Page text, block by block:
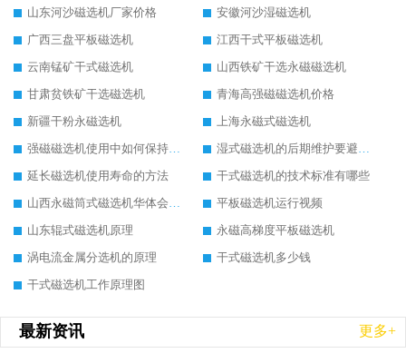
山东河沙磁选机厂家价格
安徽河沙湿磁选机
广西三盘平板磁选机
江西干式平板磁选机
云南锰矿干式磁选机
山西铁矿干选永磁磁选机
甘肃贫铁矿干选磁选机
青海高强磁磁选机价格
新疆干粉永磁选机
上海永磁式磁选机
强磁磁选机使用中如何保持其顺畅运行
湿式磁选机的后期维护要避开哪些坑
延长磁选机使用寿命的方法
干式磁选机的技术标准有哪些
山西永磁筒式磁选机华体会手机网页版-华体会(中国)
平板磁选机运行视频
山东辊式磁选机原理
永磁高梯度平板磁选机
涡电流金属分选机的原理
干式磁选机多少钱
干式磁选机工作原理图
最新资讯 更多+